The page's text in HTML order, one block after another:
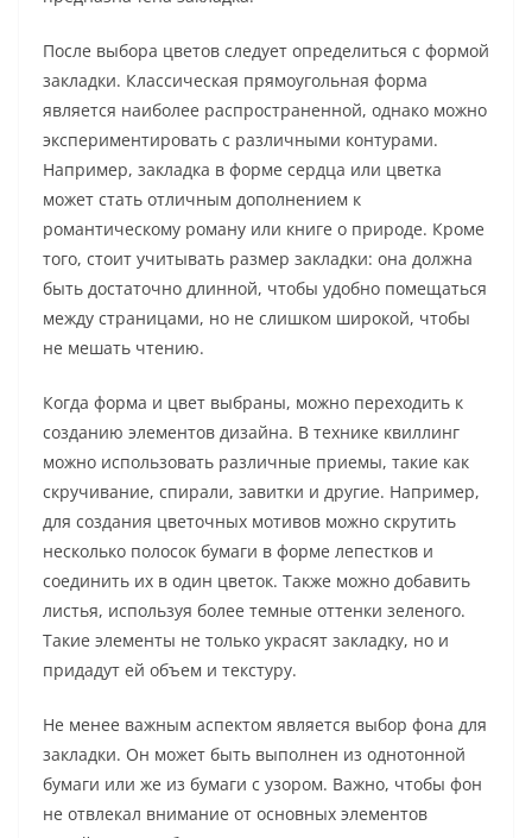
После выбора цветов следует определиться с формой
закладки. Классическая прямоугольная форма
является наиболее распространенной, однако можно
экспериментировать с различными контурами.
Например, закладка в форме сердца или цветка
может стать отличным дополнением к
романтическому роману или книге о природе. Кроме
того, стоит учитывать размер закладки: она должна
быть достаточно длинной, чтобы удобно помещаться
между страницами, но не слишком широкой, чтобы
не мешать чтению.
Когда форма и цвет выбраны, можно переходить к
созданию элементов дизайна. В технике квиллинг
можно использовать различные приемы, такие как
скручивание, спирали, завитки и другие. Например,
для создания цветочных мотивов можно скрутить
несколько полосок бумаги в форме лепестков и
соединить их в один цветок. Также можно добавить
листья, используя более темные оттенки зеленого.
Такие элементы не только украсят закладку, но и
придадут ей объем и текстуру.
Не менее важным аспектом является выбор фона для
закладки. Он может быть выполнен из однотонной
бумаги или же из бумаги с узором. Важно, чтобы фон
не отвлекал внимание от основных элементов